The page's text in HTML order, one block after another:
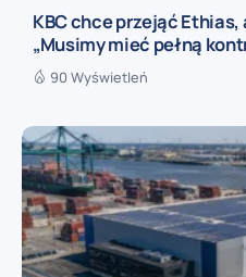
KBC chce przejąć Ethias,
„Musimy mieć pełną
90 Wyświetleń